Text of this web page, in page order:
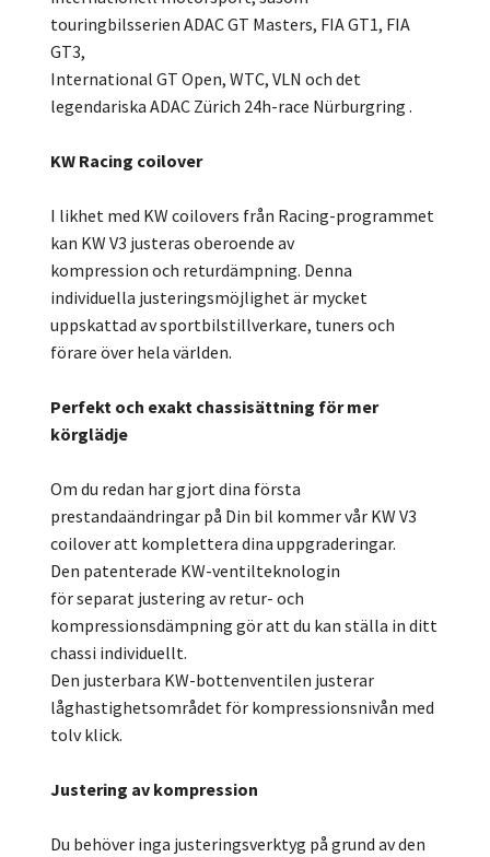
touringbilsserien ADAC GT Masters, FIA GT1, FIA
GT3,
International GT Open, WTC, VLN och det
legendariska ADAC Zürich 24h-race Nürburgring .
KW Racing coilover
I likhet med KW coilovers från Racing-programmet
kan KW V3 justeras oberoende av
kompression och returdämpning. Denna
individuella justeringsmöjlighet är mycket
uppskattad av sportbilstillverkare, tuners och
förare över hela världen.
Perfekt och exakt chassisättning för mer
körglädje
Om du redan har gjort dina första
prestandaändringar på Din bil kommer vår KW V3
coilover att komplettera dina uppgraderingar.
Den patenterade KW-ventilteknologin
för separat justering av retur- och
kompressionsdämpning gör att du kan ställa in ditt
chassi individuellt.
Den justerbara KW-bottenventilen justerar
låghastighetsområdet för kompressionsnivån med
tolv klick.
Justering av kompression
Du behöver inga justeringsverktyg på grund av den